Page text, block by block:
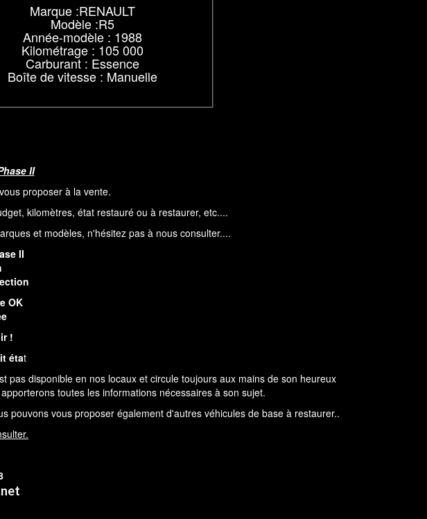
Marque :RENAULT
Modèle :R5
Année-modèle : 1988
Kilométrage : 105 000
Carburant : Essence
Boîte de vitesse : Manuelle
II
proposer à la vente.
kilomètres, état restauré ou à restaurer, etc....
et modèles, n'hésitez pas à nous consulter....
II
OK
!
état
disponible en nos locaux et circule toujours aux mains de son heureux
toutes les informations nécessaires à son sujet.
pouvons vous proposer également d'autres véhicules de base à restaurer..